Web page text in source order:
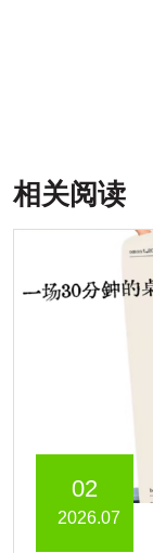
相关阅读
02
2026.07